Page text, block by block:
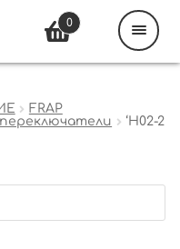
FRAP
переключатели
‘H02-2
0